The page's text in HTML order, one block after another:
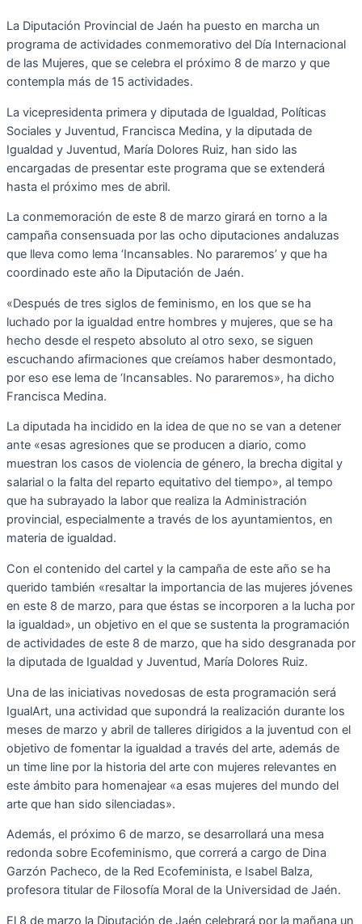
La Diputación Provincial de Jaén ha puesto en marcha un
programa de actividades conmemorativo del Día Internacional
de las Mujeres, que se celebra el próximo 8 de marzo y que
contempla más de 15 actividades.
La vicepresidenta primera y diputada de Igualdad, Políticas
Sociales y Juventud, Francisca Medina, y la diputada de
Igualdad y Juventud, María Dolores Ruiz, han sido las
encargadas de presentar este programa que se extenderá
hasta el próximo mes de abril.
La conmemoración de este 8 de marzo girará en torno a la
campaña consensuada por las ocho diputaciones andaluzas
que lleva como lema ‘Incansables. No pararemos’ y que ha
coordinado este año la Diputación de Jaén.
«Después de tres siglos de feminismo, en los que se ha
luchado por la igualdad entre hombres y mujeres, que se ha
hecho desde el respeto absoluto al otro sexo, se siguen
escuchando afirmaciones que creíamos haber desmontado,
por eso ese lema de ‘Incansables. No pararemos», ha dicho
Francisca Medina.
La diputada ha incidido en la idea de que no se van a detener
ante «esas agresiones que se producen a diario, como
muestran los casos de violencia de género, la brecha digital y
salarial o la falta del reparto equitativo del tiempo», al tempo
que ha subrayado la labor que realiza la Administración
provincial, especialmente a través de los ayuntamientos, en
materia de igualdad.
Con el contenido del cartel y la campaña de este año se ha
querido también «resaltar la importancia de las mujeres jóvenes
en este 8 de marzo, para que éstas se incorporen a la lucha por
la igualdad», un objetivo en el que se sustenta la programación
de actividades de este 8 de marzo, que ha sido desgranada por
la diputada de Igualdad y Juventud, María Dolores Ruiz.
Una de las iniciativas novedosas de esta programación será
IgualArt, una actividad que supondrá la realización durante los
meses de marzo y abril de talleres dirigidos a la juventud con el
objetivo de fomentar la igualdad a través del arte, además de
un time line por la historia del arte con mujeres relevantes en
este ámbito para homenajear «a esas mujeres del mundo del
arte que han sido silenciadas».
Además, el próximo 6 de marzo, se desarrollará una mesa
redonda sobre Ecofeminismo, que correrá a cargo de Dina
Garzón Pacheco, de la Red Ecofeminista, e Isabel Balza,
profesora titular de Filosofía Moral de la Universidad de Jaén.
El 8 de marzo la Diputación de Jaén celebrará por la mañana un